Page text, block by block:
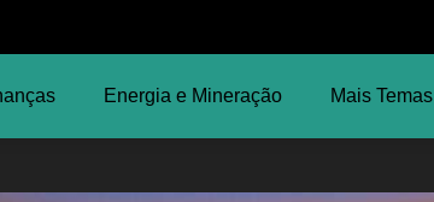
Energia e Mineração Mais Temas